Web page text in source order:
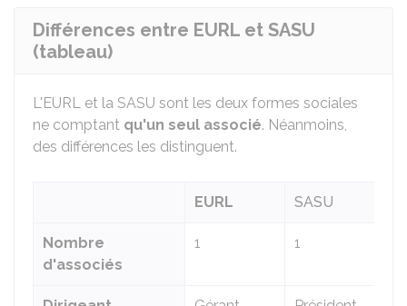
Différences entre EURL et SASU
(tableau)
L'EURL et la SASU sont les deux formes sociales
ne comptant qu'un seul associé. Néanmoins,
des différences les distinguent.
EURL SASU
Nombre
d'associés
1 1